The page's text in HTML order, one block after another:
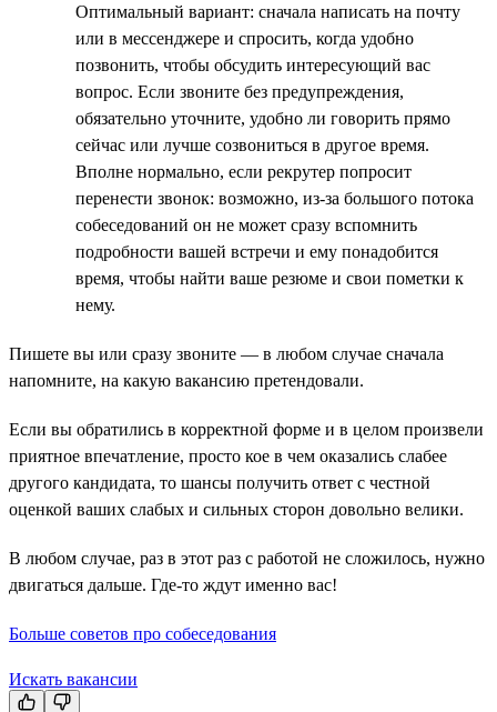
Оптимальный вариант: сначала написать на почту
или в мессенджере и спросить, когда удобно
позвонить, чтобы обсудить интересующий вас
вопрос. Если звоните без предупреждения,
обязательно уточните, удобно ли говорить прямо
сейчас или лучше созвониться в другое время.
Вполне нормально, если рекрутер попросит
перенести звонок: возможно, из-за большого потока
собеседований он не может сразу вспомнить
подробности вашей встречи и ему понадобится
время, чтобы найти ваше резюме и свои пометки к
нему.
Пишете вы или сразу звоните — в любом случае сначала
напомните, на какую вакансию претендовали.
Если вы обратились в корректной форме и в целом произвели
приятное впечатление, просто кое в чем оказались слабее
другого кандидата, то шансы получить ответ с честной
оценкой ваших слабых и сильных сторон довольно велики.
В любом случае, раз в этот раз с работой не сложилось, нужно
двигаться дальше. Где-то ждут именно вас!
Больше советов про собеседования
Искать вакансии